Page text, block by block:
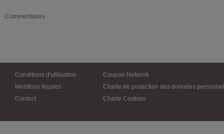
Commentaires
Conditions d'utilisation
Mentions légales
Contact
Coupon Network
Charte de protection des données
Charte Cookies